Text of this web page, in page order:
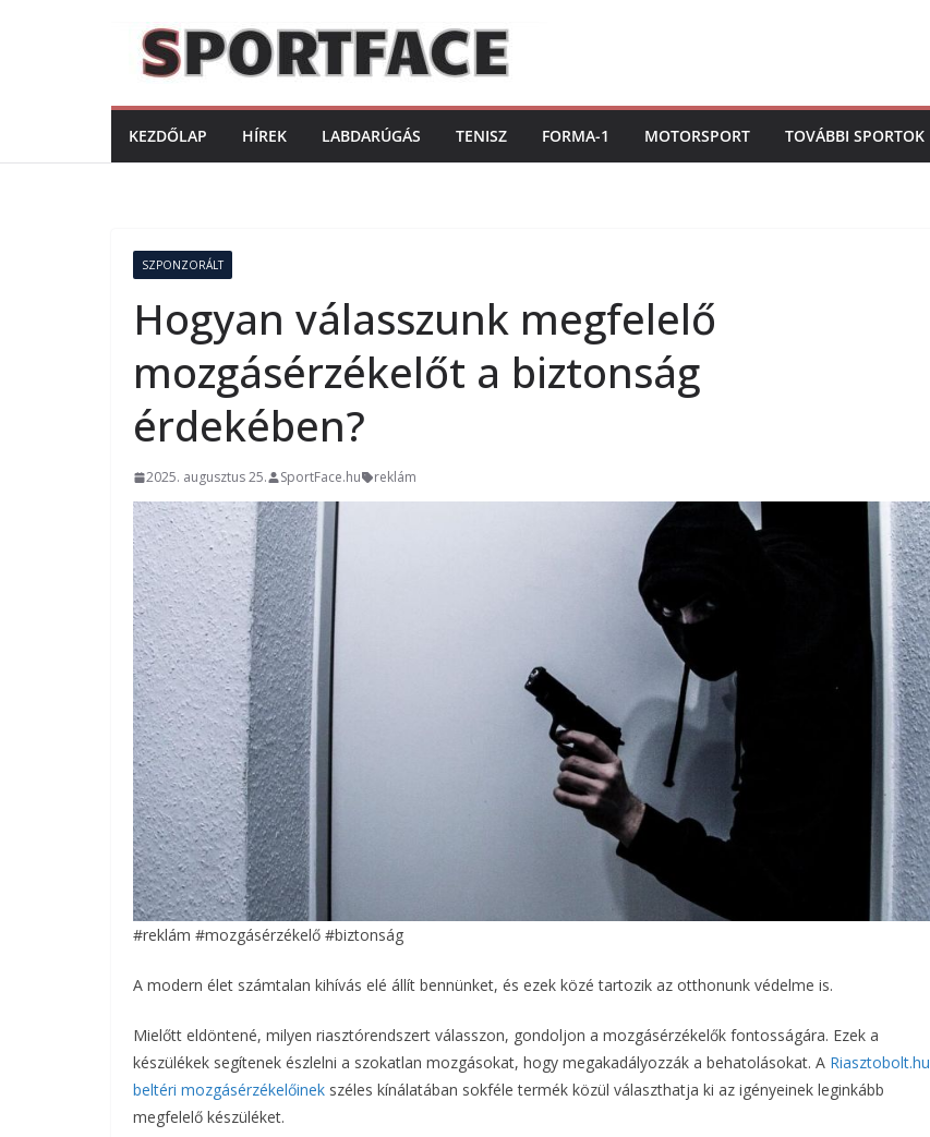
KEZDŐLAP HÍREK LABDARÚGÁS TENISZ FORMA-1 MOTORSPORT TOVÁBBI SPORTOK
SZPONZORÁLT
Hogyan válasszunk megfelelő
mozgásérzékelőt a biztonság
érdekében?
2025. augusztus 25. SportFace.hu reklám
#reklám #mozgásérzékelő #biztonság
A modern élet számtalan kihívás elé állít bennünket, és ezek közé tartozik az otthonunk védelme is.
Mielőtt eldöntené, milyen riasztórendszert válasszon, gondoljon a mozgásérzékelők fontosságára. Ezek a
készülékek segítenek észlelni a szokatlan mozgásokat, hogy megakadályozzák a behatolásokat. A Riasztobolt.hu
beltéri mozgásérzékelőinek széles kínálatában sokféle termék közül választhatja ki az igényeinek leginkább
megfelelő készüléket.